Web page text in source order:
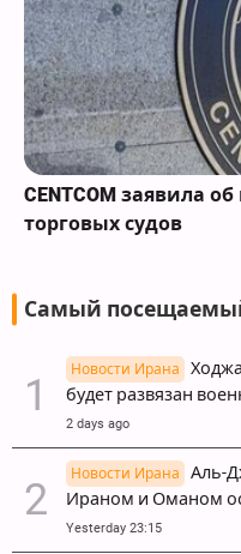
CENTCOM заявила
торговых судов
Самый
Новости Ирана
будет развязан
2 days ago
Новости Ирана
Аль-
Ираном и Оманом
Yesterday 23:15